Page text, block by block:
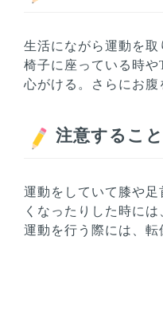
生活にながら運動を取
椅子に座っている時
心がける。さらにお腹
注意すること
運動をしていて膝や
くなったりした時に
運動を行う際には、転